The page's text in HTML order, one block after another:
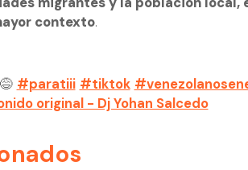
contexto.
#paratiii #tiktok
original - Dj Yohan Salcedo